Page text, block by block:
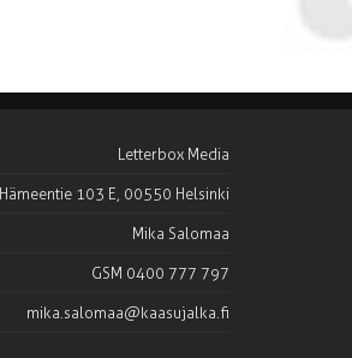
Letterbox Media
Hämeentie 103 E, 00550 Helsinki
Mika Salomaa
GSM 0400 777 797
mika.salomaa@kaasujalka.fi